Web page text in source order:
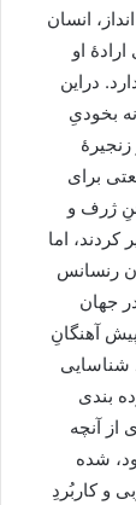
انسان
او
دراین
بخودیِ
برای
ژرف و
اما
رنسانس
جهان
آهنگانِ
شناسایی
بندی
از آنچه
شده
و کاربُردِ